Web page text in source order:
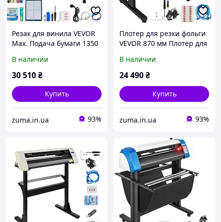
Резак для винила VEVOR
Max. Подача бумаги 1350
макс. Ширина резки 1260
мм, Скорость резки на
В наличии
30 510₴
Купить
zuma.in.ua 93%
Плотер для резки фольги
VEVOR 870 мм Плотер для
Master Plotter Плотер для
резки фольги черно-
В наличии
24 490₴
Купить
zuma.in.ua 93%